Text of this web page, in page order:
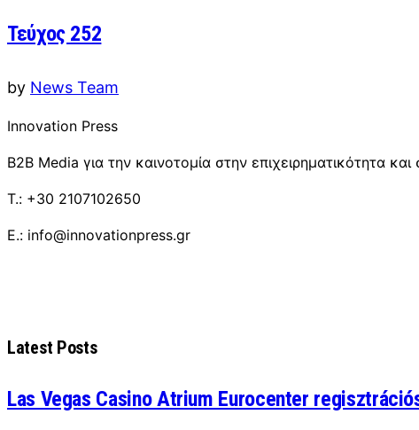
Τεύχος 252
by News Team
Innovation Press
B2B Media για την καινοτομία στην επιχειρηματικότητα
T.: +30 2107102650
E.: info@innovationpress.gr
Latest Posts
Las Vegas Casino Atrium Eurocenter